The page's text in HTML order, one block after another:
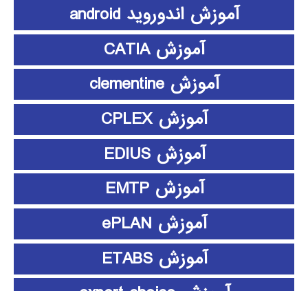
آموزش اندوروید android
آموزش CATIA
آموزش clementine
آموزش CPLEX
آموزش EDIUS
آموزش EMTP
آموزش ePLAN
آموزش ETABS